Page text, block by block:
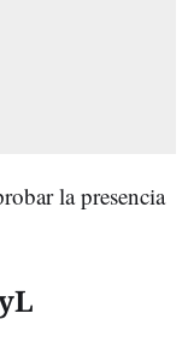
la presencia